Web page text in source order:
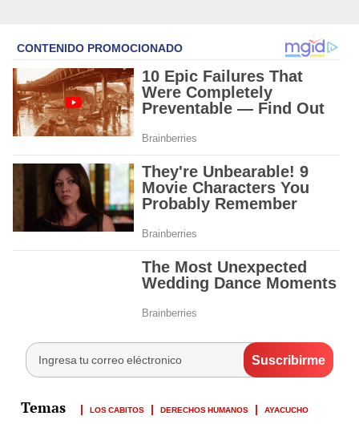
LOS CABITOS DERECHOS HUMANOS AYACUCHO